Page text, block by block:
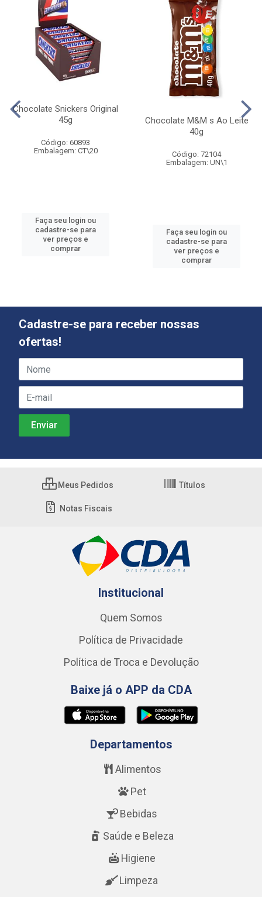
Chocolate Snickers Original
45g
Código: 60893
Embalagem: CT\20
Faça seu login ou
cadastre-se para
ver preços e
comprar
Chocolate M&M s Ao Leite
40g
Código: 72104
Embalagem: UN\1
Faça seu login ou
cadastre-se para
ver preços e
comprar
Cadastre-se para receber nossas
ofertas!
Meus Pedidos Títulos
Notas Fiscais
Institucional
Quem Somos
Política de Privacidade
Política de Troca e Devolução
Baixe já o APP da CDA
Departamentos
Alimentos
Pet
Bebidas
Saúde e Beleza
Higiene
Limpeza